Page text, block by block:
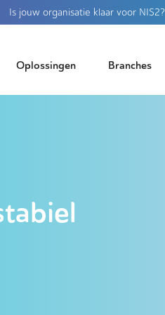
Is jouw organisatie klaar voor NIS2?
Oplossingen Branches